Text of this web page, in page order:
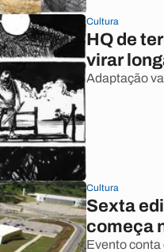
Cultura
HQ de
virar
Adaptação
Cultura
Sexta
começa
Evento conta